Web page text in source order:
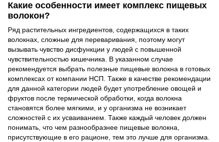
Какие особенности имеет комплекс пищевых
волокон?
Ряд растительных ингредиентов, содержащихся в таких
волокнах, сложные для переваривания, поэтому могут
вызывать чувство дисфункции у людей с повышенной
чувствительностью кишечника. В указанном случае
рекомендуется выбрать полезные пищевые волокна в готовых
комплексах от компании НСП. Также в качестве рекомендации
для данной категории людей будет употребление овощей и
фруктов после термической обработки, когда волокна
становятся более мягкими, и у организма не возникает
сложностей с их усваиванием. Также каждый человек должен
понимать, что чем разнообразнее пищевые волокна,
присутствующие в его рационе, тем это лучше для организма.